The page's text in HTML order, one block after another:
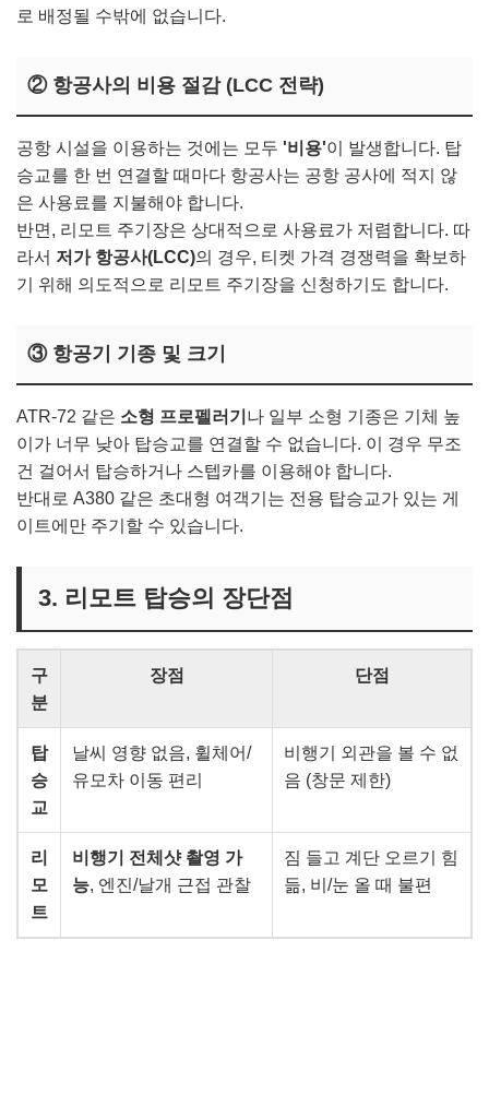
로 배정될 수밖에 없습니다.
② 항공사의 비용 절감 (LCC 전략)
공항 시설을 이용하는 것에는 모두 '비용'이 발생합니다. 탑
승교를 한 번 연결할 때마다 항공사는 공항 공사에 적지 않
은 사용료를 지불해야 합니다.
반면, 리모트 주기장은 상대적으로 사용료가 저렴합니다. 따
라서 저가 항공사(LCC)의 경우, 티켓 가격 경쟁력을 확보하
기 위해 의도적으로 리모트 주기장을 신청하기도 합니다.
③ 항공기 기종 및 크기
ATR-72 같은 소형 프로펠러기 나 일부 소형 기종은 기체 높
이가 너무 낮아 탑승교를 연결할 수 없습니다. 이 경우 무조
건 걸어서 탑승하거나 스텝카를 이용해야 합니다.
반대로 A380 같은 초대형 여객기는 전용 탑승교가 있는 게
이트에만 주기할 수 있습니다.
3. 리모트 탑승의 장단점
구
분
장점 단점
탑
승
교
날씨 영향 없음, 휠체어/
유모차 이동 편리
비행기 외관을 볼 수 없
음 (창문 제한)
리
모
트
비행기 전체샷 촬영 가
능, 엔진/날개 근접 관찰
짐 들고 계단 오르기 힘
듦, 비/눈 올 때 불편